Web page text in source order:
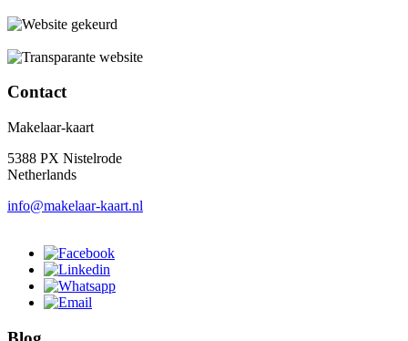
Contact
Makelaar-kaart
5388 PX Nistelrode
Netherlands
info@makelaar-kaart.nl